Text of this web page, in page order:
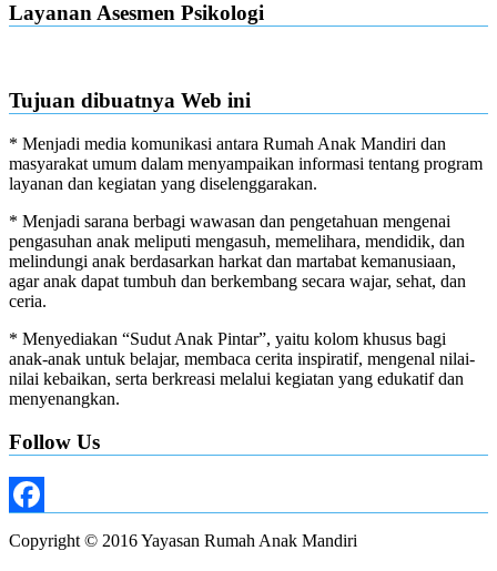
Layanan Asesmen Psikologi
Tujuan dibuatnya Web ini
* Menjadi media komunikasi antara Rumah Anak Mandiri dan
masyarakat umum dalam menyampaikan informasi tentang program
layanan dan kegiatan yang diselenggarakan.
* Menjadi sarana berbagi wawasan dan pengetahuan mengenai
pengasuhan anak meliputi mengasuh, memelihara, mendidik, dan
melindungi anak berdasarkan harkat dan martabat kemanusiaan,
agar anak dapat tumbuh dan berkembang secara wajar, sehat, dan
ceria.
* Menyediakan “Sudut Anak Pintar”, yaitu kolom khusus bagi
anak-anak untuk belajar, membaca cerita inspiratif, mengenal nilai-
nilai kebaikan, serta berkreasi melalui kegiatan yang edukatif dan
menyenangkan.
Follow Us
Copyright © 2016 Yayasan Rumah Anak Mandiri